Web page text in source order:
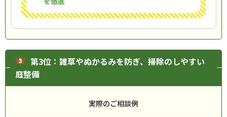
第3位：雑草やぬかるみを防ぎ、掃除のしやすい
庭整備
実際のご相談例